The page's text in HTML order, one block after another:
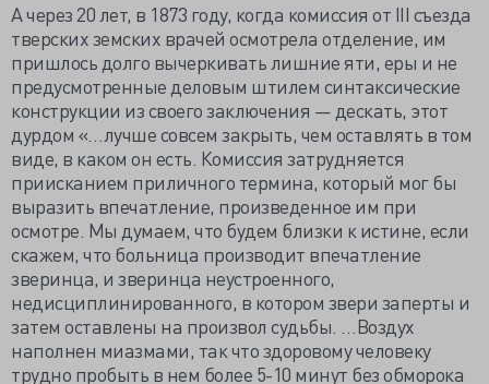
А через 20 лет, в 1873 году, когда комиссия от III съезда
тверских земских врачей осмотрела отделение, им
пришлось долго вычеркивать лишние яти, еры и не
предусмотренные деловым штилем синтаксические
конструкции из своего заключения — дескать, этот
дурдом «…лучше совсем закрыть, чем оставлять в том
виде, в каком он есть. Комиссия затрудняется
приисканием приличного термина, который мог бы
выразить впечатление, произведенное им при
осмотре. Мы думаем, что будем близки к истине, если
скажем, что больница производит впечатление
зверинца, и зверинца неустроенного,
недисциплинированного, в котором звери заперты и
затем оставлены на произвол судьбы. …Воздух
наполнен миазмами, так что здоровому человеку
трудно пробыть в нем более 5-10 минут без обморока